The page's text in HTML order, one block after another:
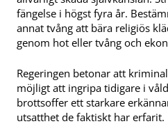
fängelse i högst fyra år.
annat tvång att bära religiös
genom hot eller tvång och
Regeringen betonar att
möjligt att ingripa tidigare i
brottsoffer ett starkare
utsatthet de faktiskt har erfarit.